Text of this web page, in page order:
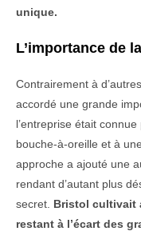
unique.
L’importance de
Contrairement à
accordé une grande
l’entreprise était
bouche-à-oreille et à
approche a ajouté une
rendant d’autant plus
secret. Bristol cultivait
restant à l’écart des